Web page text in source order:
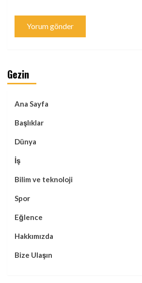
Gezin
Ana Sayfa
Başlıklar
Dünya
İş
Bilim ve teknoloji
Spor
Eğlence
Hakkımızda
Bize Ulaşın